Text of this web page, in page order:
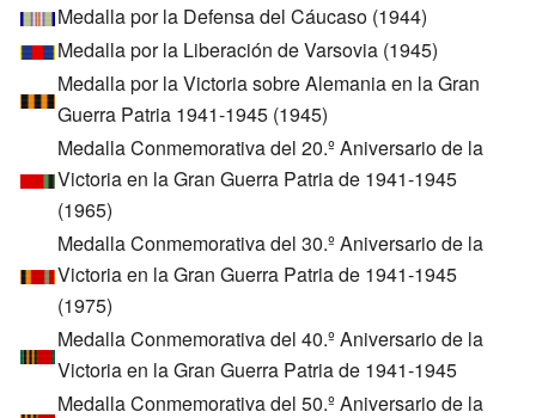
Medalla por la Defensa del Cáucaso (1944)
Medalla por la Liberación de Varsovia (1945)
Medalla por la Victoria sobre Alemania en la Gran
Guerra Patria 1941-1945 (1945)
Medalla Conmemorativa del 20.º Aniversario de la
Victoria en la Gran Guerra Patria de 1941-1945
(1965)
Medalla Conmemorativa del 30.º Aniversario de la
Victoria en la Gran Guerra Patria de 1941-1945
(1975)
Medalla Conmemorativa del 40.º Aniversario de la
Victoria en la Gran Guerra Patria de 1941-1945
Medalla Conmemorativa del 50.º Aniversario de la